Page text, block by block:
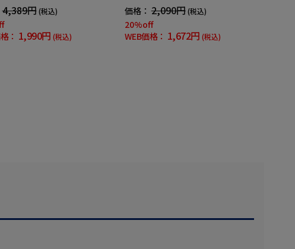
4,389円 (税込)
： 1,990円 (税込)
価格： 2,090円(税込)
20%off
WEB価格： 1,672円 (税込)